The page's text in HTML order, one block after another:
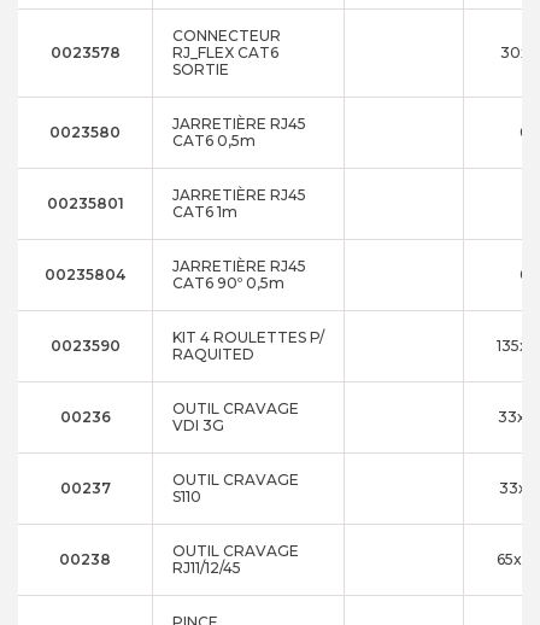
0023578
CONNECTEUR
RJ_FLEX CAT6
SORTIE
0023580
JARRETIÈRE RJ45
CAT6 0,5m
00235801
JARRETIÈRE RJ45
CAT6 1m
00235804
JARRETIÈRE RJ45
CAT6 90º 0,5m
0023590
KIT 4 ROULETTES P/
RAQUITED
00236
OUTIL CRAVAGE
VDI 3G
00237
OUTIL CRAVAGE
S110
00238
OUTIL CRAVAGE
RJ11/12/45